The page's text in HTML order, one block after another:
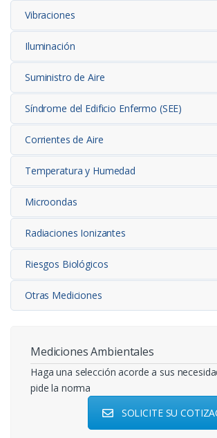
Vibraciones
Iluminación
Suministro de Aire
Síndrome del Edificio Enfermo (SEE)
Corrientes de Aire
Temperatura y Humedad
Microondas
Radiaciones Ionizantes
Riesgos Biológicos
Otras Mediciones
Mediciones Ambientales
Haga una selección acorde a sus
pide la norma
SOLICITE SU